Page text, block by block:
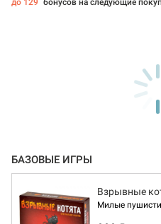
до 129 бонусов на следующие
БАЗОВЫЕ ИГРЫ
Взрывные
Милые